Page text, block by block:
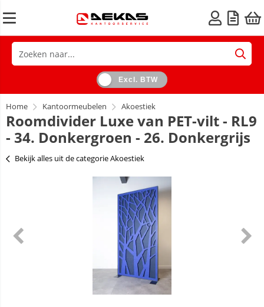
Excl. BTW
Home Kantoormeubelen Akoestiek
Roomdivider Luxe van PET-vilt - RL9
- 34. Donkergroen - 26. Donkergrijs
Bekijk alles uit de categorie Akoestiek